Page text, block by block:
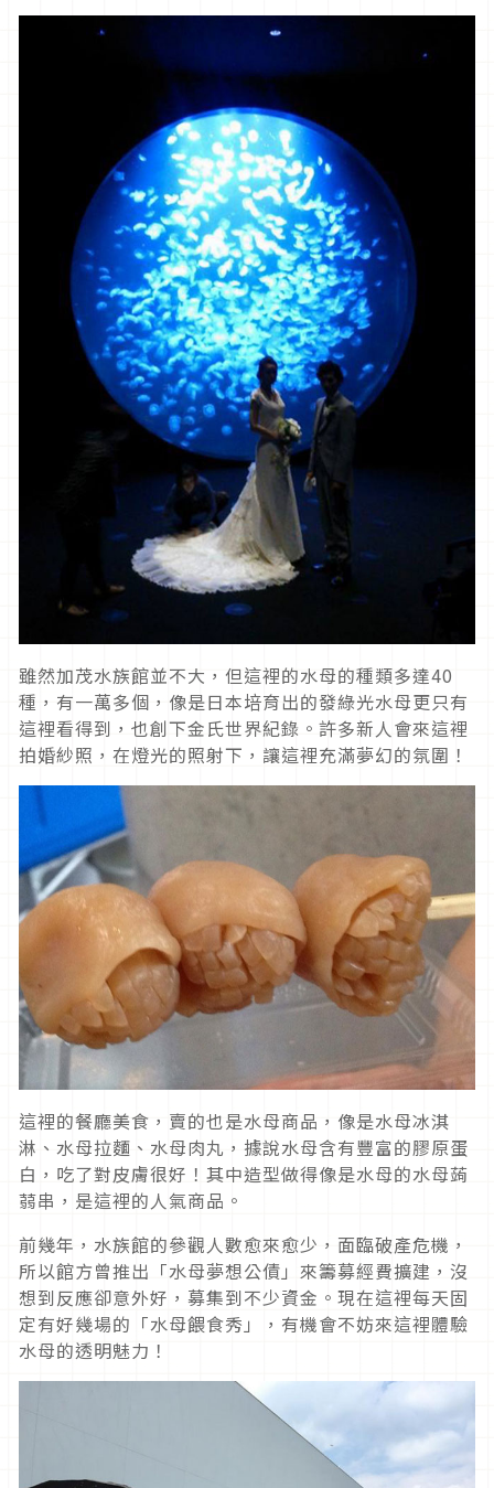
雖然加茂水族館並不大，但這裡的水母的種類多達40
種，有一萬多個，像是日本培育出的發綠光水母更只有
這裡看得到，也創下金氏世界紀錄。許多新人會來這裡
拍婚紗照，在燈光的照射下，讓這裡充滿夢幻的氛圍！
這裡的餐廳美食，賣的也是水母商品，像是水母冰淇
淋、水母拉麵、水母肉丸，據說水母含有豐富的膠原蛋
白，吃了對皮膚很好！其中造型做得像是水母的水母蒟
蒻串，是這裡的人氣商品。
前幾年，水族館的參觀人數愈來愈少，面臨破產危機，
所以館方曾推出「水母夢想公債」來籌募經費擴建，沒
想到反應卻意外好，募集到不少資金。現在這裡每天固
定有好幾場的「水母餵食秀」，有機會不妨來這裡體驗
水母的透明魅力！